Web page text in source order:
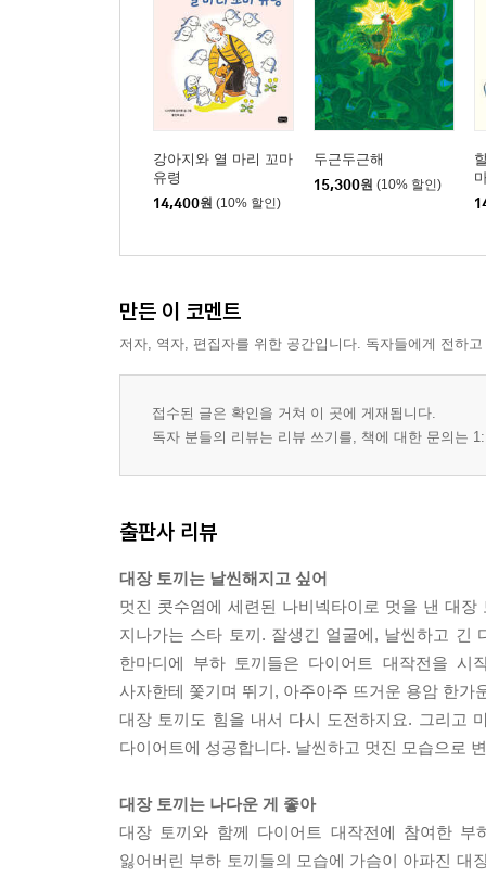
강아지와 열 마리 꼬마
유령
14,400원 (10% 할인)
두근두근해
15,300원 (10% 할인)
만든 이 코멘트
저자, 역자, 편집자를 위한 공간입니다. 독자들에게 전하
접수된 글은 확인을 거쳐 이 곳에 게재됩니다.
독자 분들의 리뷰는 리뷰 쓰기를, 책에 대한 문의는
출판사 리뷰
대장 토끼는 날씬해지고 싶어
멋진 콧수염에 세련된 나비넥타이로 멋을 낸 대
지나가는 스타 토끼. 잘생긴 얼굴에, 날씬하고 긴
한마디에 부하 토끼들은 다이어트 대작전을 시
사자한테 쫓기며 뛰기, 아주아주 뜨거운 용암 한
대장 토끼도 힘을 내서 다시 도전하지요. 그리고
다이어트에 성공합니다. 날씬하고 멋진 모습으로
대장 토끼는 나다운 게 좋아
대장 토끼와 함께 다이어트 대작전에 참여한
잃어버린 부하 토끼들의 모습에 가슴이 아파진 대